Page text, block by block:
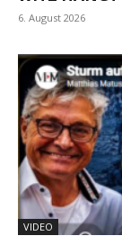
6. August 2026
VIDEO